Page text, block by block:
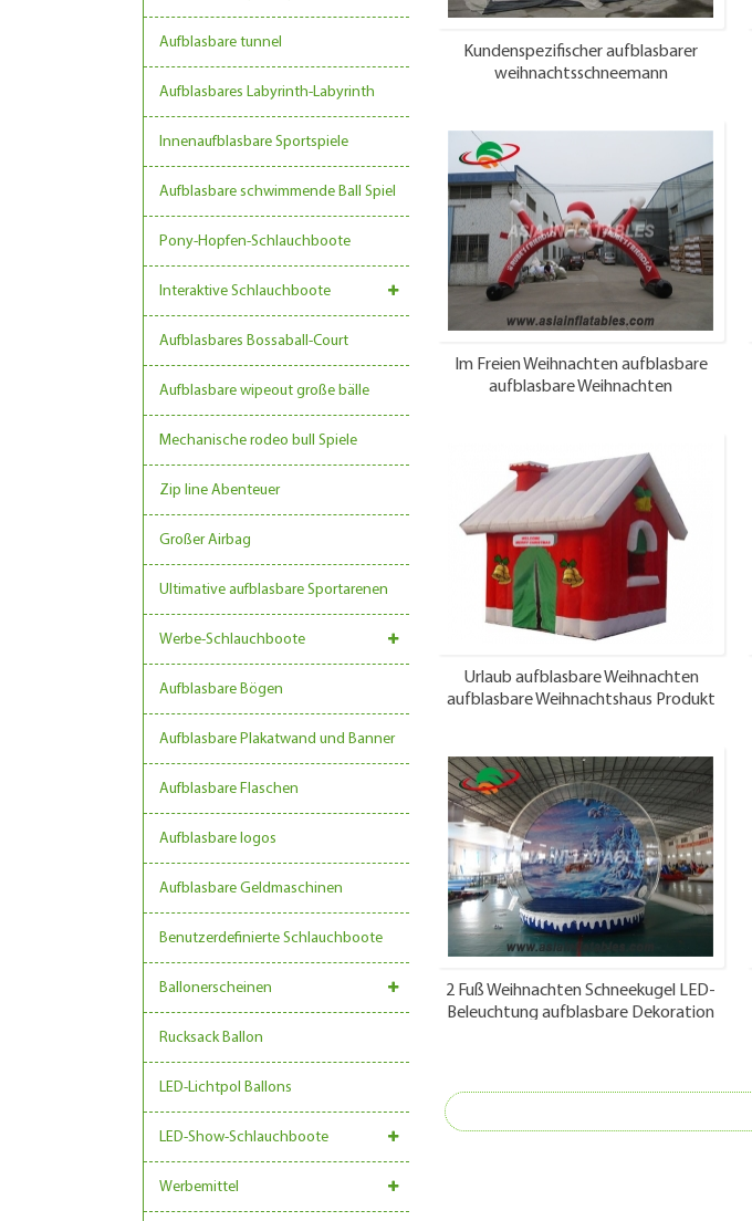
Aufblasbare tunnel
Aufblasbares Labyrinth-Labyrinth
Innenaufblasbare Sportspiele
Aufblasbare schwimmende Ball Spiel
Pony-Hopfen-Schlauchboote
Interaktive Schlauchboote
Aufblasbares Bossaball-Court
Aufblasbare wipeout große bälle
Mechanische rodeo bull Spiele
Zip line Abenteuer
Großer Airbag
Ultimative aufblasbare Sportarenen
Werbe-Schlauchboote
Aufblasbare Bögen
Aufblasbare Plakatwand und Banner
Aufblasbare Flaschen
Aufblasbare logos
Aufblasbare Geldmaschinen
Benutzerdefinierte Schlauchboote
Ballonerscheinen
Rucksack Ballon
LED-Lichtpol Ballons
LED-Show-Schlauchboote
Werbemittel
Kundenspezifischer aufblasbarer
weihnachtsschneemann
Im Freien Weihnachten aufblasbare
aufblasbare Weihnachten
Urlaub aufblasbare Weihnachten
aufblasbare Weihnachtshaus Produkt
2 Fuß Weihnachten Schneekugel LED-
Beleuchtung aufblasbare Dekoration